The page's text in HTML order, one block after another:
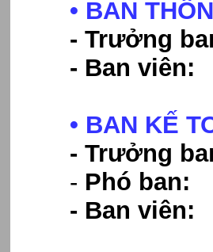
• BAN
- Trưởng
- Ban viên:
• BAN KẾ
- Trưởng
- Phó ban:
- Ban viên: